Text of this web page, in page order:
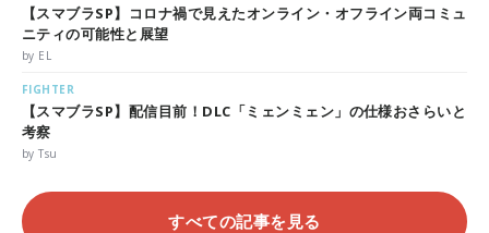
【スマブラSP】コロナ禍で見えたオンライン・オフライン両コミュ
ニティの可能性と展望
by EL
FIGHTER
【スマブラSP】配信目前！DLC「ミェンミェン」の仕様おさらいと
考察
by Tsu
すべての記事を見る